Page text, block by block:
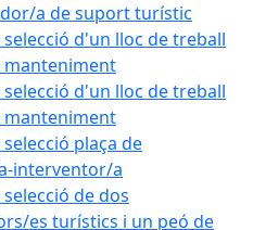
a de suport turístic
selecció d'un lloc de treball
manteniment
selecció d'un lloc de treball
manteniment
plaça de
interventor/a
de dos
es turístics i un peó de